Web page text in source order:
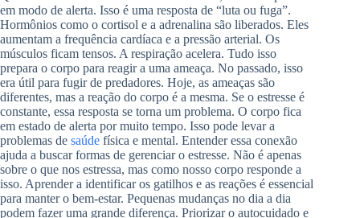
em modo de alerta. Isso é uma resposta de “luta ou fuga”.
Hormônios como o cortisol e a adrenalina são liberados. Eles
aumentam a frequência cardíaca e a pressão arterial. Os
músculos ficam tensos. A respiração acelera. Tudo isso
prepara o corpo para reagir a uma ameaça. No passado, isso
era útil para fugir de predadores. Hoje, as ameaças são
diferentes, mas a reação do corpo é a mesma. Se o estresse é
constante, essa resposta se torna um problema. O corpo fica
em estado de alerta por muito tempo. Isso pode levar a
problemas de saúde física e mental. Entender essa conexão
ajuda a buscar formas de gerenciar o estresse. Não é apenas
sobre o que nos estressa, mas como nosso corpo responde a
isso. Aprender a identificar os gatilhos e as reações é essencial
para manter o bem-estar. Pequenas mudanças no dia a dia
podem fazer uma grande diferença. Priorizar o autocuidado e